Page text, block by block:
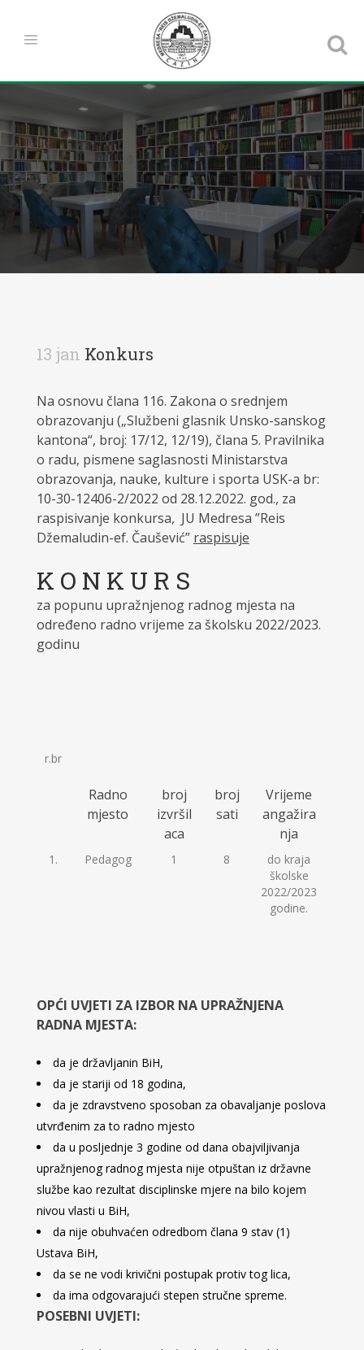
13 jan Konkurs
Na osnovu člana 116. Zakona o srednjem
obrazovanju („Službeni glasnik Unsko-sanskog
kantona“, broj: 17/12, 12/19), člana 5. Pravilnika
o radu, pismene saglasnosti Ministarstva
obrazovanja, nauke, kulture i sporta USK-a br:
10-30-12406-2/2022 od 28.12.2022. god., za
raspisivanje konkursa, JU Medresa ”Reis
Džemaludin-ef. Čaušević” raspisuje
K O N K U R S
za popunu upražnjenog radnog mjesta na
određeno radno vrijeme za školsku 2022/2023.
godinu
r.br
Radno
mjesto
broj
izvršil
aca
broj
sati
Vrijeme
angažira
nja
1. Pedagog 1 8
do kraja
školske
2022/2023
godine.
OPĆI UVJETI ZA IZBOR NA UPRAŽNJENA
RADNA MJESTA:
da je državljanin BiH,
da je stariji od 18 godina,
da je zdravstveno sposoban za obavaljanje poslova
utvrđenim za to radno mjesto
da u posljednje 3 godine od dana obajviljivanja
upražnjenog radnog mjesta nije otpuštan iz državne
službe kao rezultat disciplinske mjere na bilo kojem
nivou vlasti u BiH,
da nije obuhvaćen odredbom člana 9 stav (1)
Ustava BiH,
da se ne vodi krivični postupak protiv tog lica,
da ima odgovarajući stepen stručne spreme.
POSEBNI UVJETI: